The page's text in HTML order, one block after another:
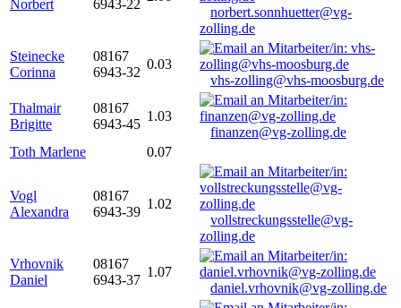
Norbert
6943-22
norbert.sonnhuetter@vg-
zolling.de
Steinecke
Corinna
08167
6943-32
0.03
vhs-zolling@vhs-moosburg.de
Thalmair
Brigitte
08167
6943-45
1.03
finanzen@vg-zolling.de
Toth Marlene
0.07
Vogl
Alexandra
08167
6943-39
1.02
vollstreckungsstelle@vg-
zolling.de
Vrhovnik
Daniel
08167
6943-37
1.07
daniel.vrhovnik@vg-zolling.de